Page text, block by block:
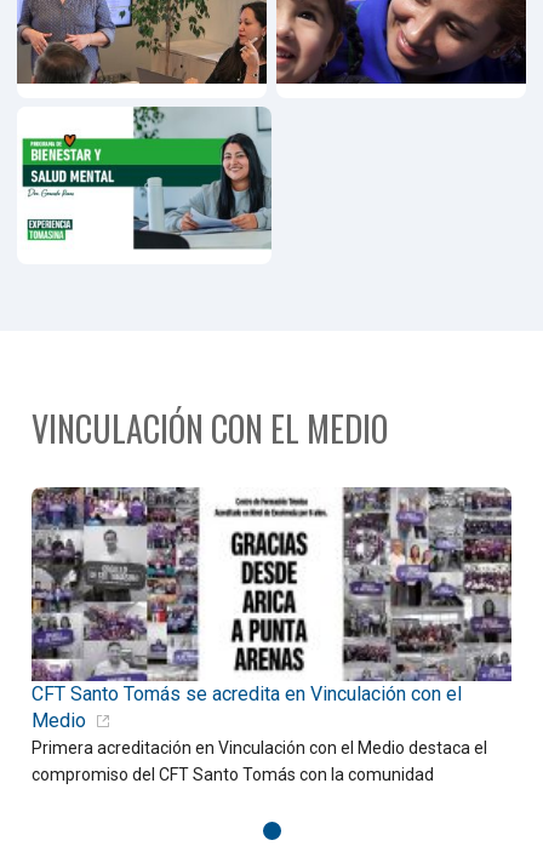
Innovación y
Pymes
VINCULACIÓN CON EL MEDIO
CFT Santo Tomás se acredita en Vinculación con el
Medio
Primera acreditación en Vinculación con el Medio destaca el
compromiso del CFT Santo Tomás con la comunidad